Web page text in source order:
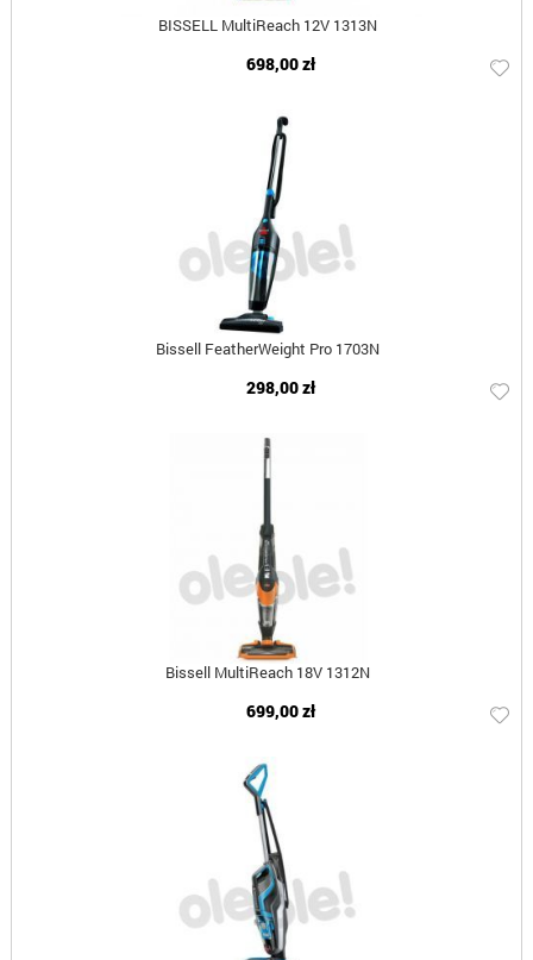
BISSELL MultiReach 12V 1313N
698,00 zł
Bissell FeatherWeight Pro 1703N
298,00 zł
Bissell MultiReach 18V 1312N
699,00 zł